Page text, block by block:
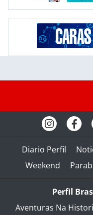
Diario Perfil
Weekend
Perfil
Aventuras Na